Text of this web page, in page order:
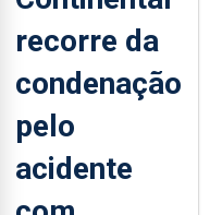
recorre da
condenação
pelo
acidente